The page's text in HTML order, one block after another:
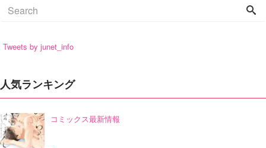
Tweets by junet_info
人気ランキング
コミックス最新情報